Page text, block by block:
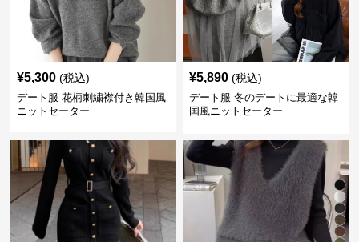
¥5,300 (税込)
デート服 花柄刺繍襟付き韓国風
ニットセーター
¥5,890 (税込)
デート服 冬のデートに最適な韓
国風ニットセーター